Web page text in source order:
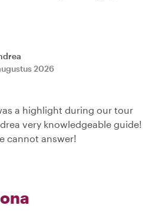
2026
a highlight during our tour
very knowledgeable guide!
cannot answer!